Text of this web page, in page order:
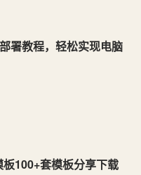
署教程，轻松实现电脑
100+套模板分享下载